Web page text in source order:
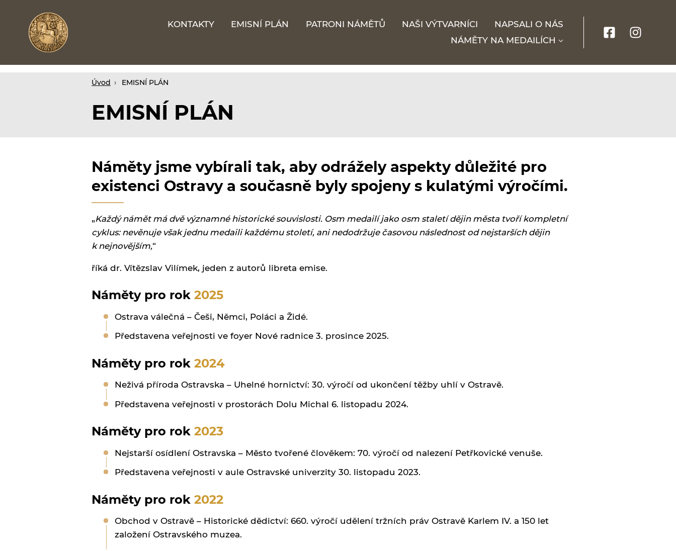
Webové
stránky
KONTAKTY EMISNÍ PLÁN PATRONI NÁMĚTŮ NAŠI VÝTVARNÍCI
NAPSALI O NÁS
NÁMĚTY NA MEDAILÍCH
Úvod EMISNÍ PLÁN
EMISNÍ PLÁN
Náměty jsme vybírali tak, aby odrážely aspekty důležité pro
existenci Ostravy a současně byly spojeny s kulatými výročími.
„Každý námět má dvě významné historické souvislosti. Osm medailí jako osm staletí dějin města tvoří kompletní
cyklus: nevěnuje však jednu medaili každému století, ani nedodržuje časovou následnost od nejstarších dějin
k nejnovějším,“
říká dr. Vítězslav Vilímek, jeden z autorů libreta emise.
Náměty pro rok 2025
Ostrava válečná – Češi, Němci, Poláci a Židé.
Představena veřejnosti ve foyer Nové radnice 3. prosince 2025.
Náměty pro rok 2024
Neživá příroda Ostravska – Uhelné hornictví: 30. výročí od ukončení těžby uhlí v Ostravě.
Představena veřejnosti v prostorách Dolu Michal 6. listopadu 2024.
Náměty pro rok 2023
Nejstarší osídlení Ostravska – Město tvořené člověkem: 70. výročí od nalezení Petřkovické venuše.
Představena veřejnosti v aule Ostravské univerzity 30. listopadu 2023.
Náměty pro rok 2022
Obchod v Ostravě – Historické dědictví: 660. výročí udělení tržních práv Ostravě Karlem IV. a 150 let
založení Ostravského muzea.